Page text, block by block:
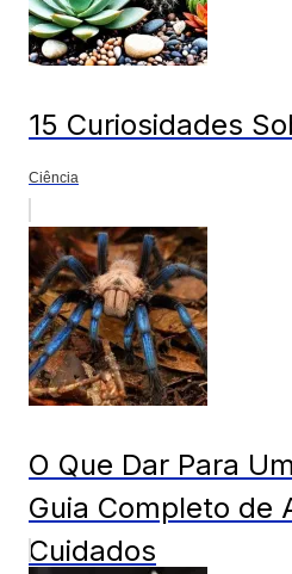
15 Curiosidades
Ciência
O Que Dar Para
Guia Completo de
Cuidados